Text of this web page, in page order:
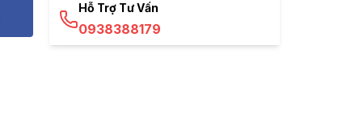
Hỗ Trợ Tư Vấn
0938388179